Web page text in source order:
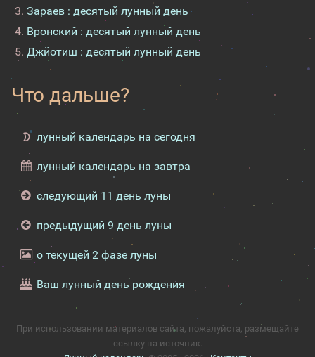
Зараев : десятый лунный день
Вронский : десятый лунный день
Джйотиш : десятый лунный день
Что дальше?
лунный календарь на сегодня
лунный календарь на завтра
следующий 11 день луны
предыдущий 9 день луны
о текущей 2 фазе луны
Ваш лунный день рождения
При использовании материалов сайта, пожалуйста, размещайте
ссылку на источник.